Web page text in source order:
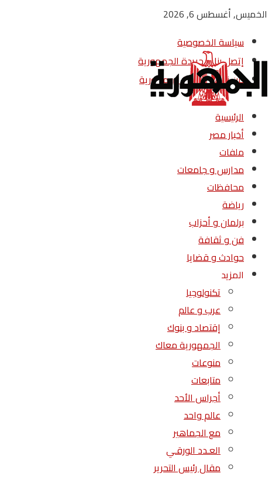
الخميس, أغسطس 6, 2026
سياسة الخصوصية
إتصل بنا – جريدة الجمهورية
من نحن – جريدة الجمهورية
الرئيسية
أخبار مصر
ملفات
مدارس و جامعات
محافظات
رياضة
برلمان و أحزاب
فن و ثقافة
حوادث و قضايا
المزيد
تكنولوجيا
عرب و عالم
إقتصاد و بنوك
الجمهورية معاك
منوعات
متابعات
أجراس الأحد
عالم واحد
مع الجماهير
العـدد الورقـي
مقال رئيس التحرير